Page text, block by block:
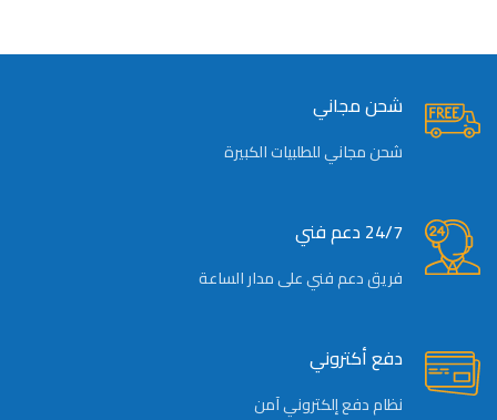
شحن مجاني
شحن مجاني للطلبيات الكبيرة
24/7 دعم فني
فريق دعم فني على مدار الساعة
دفع أكتروني
نظام دفع إلكتروني آمن